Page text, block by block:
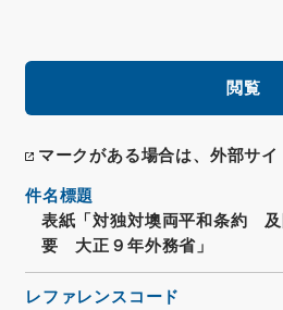
閲覧
マークがある場合は、外部サイ
件名標題
表紙「対独対墺両平和条約
要 大正９年外務省」
レファレンスコード